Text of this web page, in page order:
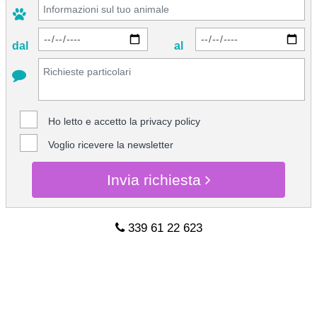
dal al
Ho letto e accetto la privacy policy
Voglio ricevere la newsletter
Invia richiesta
339 61 22 623